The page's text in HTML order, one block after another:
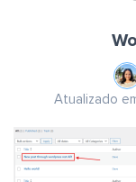
Atualizado